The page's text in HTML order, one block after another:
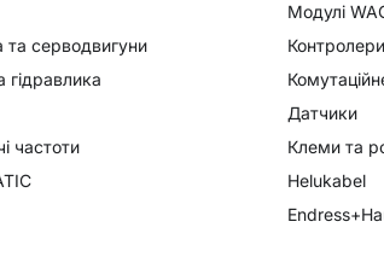
серводвигуни
гідравлика
частоти
Модулі
Датчики
Клеми та
Helukabel